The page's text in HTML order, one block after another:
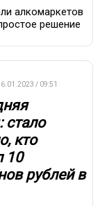
алкомаркетов
решение
/ 09:51
стало
кто
10
рублей в